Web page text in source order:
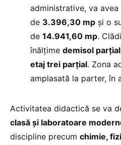
administrative, va
de 3.396,30 mp și o
de 14.941,60 mp.
înălțime demisol
etaj trei parțial. Zona
amplasată la parter, în
Activitatea didactică se va
clasă și laboratoare
discipline precum chimie,